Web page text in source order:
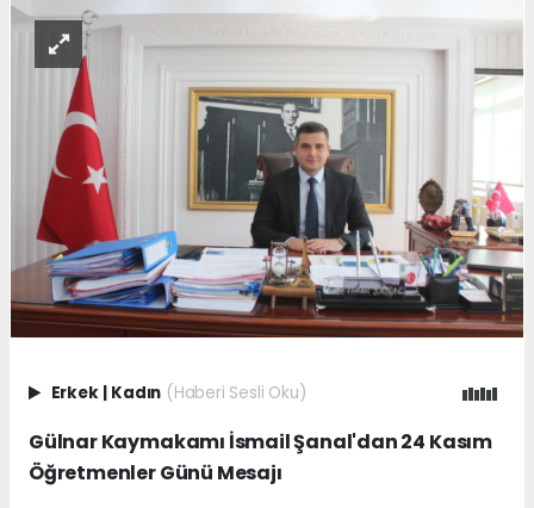
Erkek Kadın (Haberi Sesli Oku)
Gülnar Kaymakamı İsmail Şanal'dan 24 Kasım
Öğretmenler Günü Mesajı